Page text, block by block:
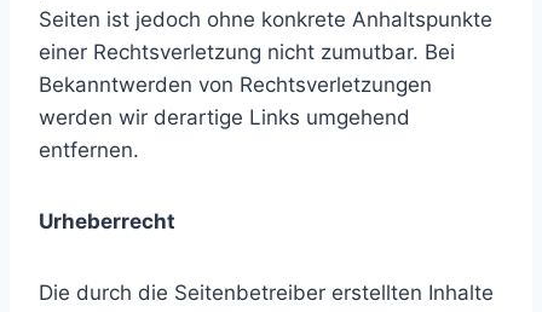
Seiten ist jedoch ohne konkrete Anhaltspunkte
einer Rechtsverletzung nicht zumutbar. Bei
Bekanntwerden von Rechtsverletzungen
werden wir derartige Links umgehend
entfernen.
Urheberrecht
Die durch die Seitenbetreiber erstellten Inhalte